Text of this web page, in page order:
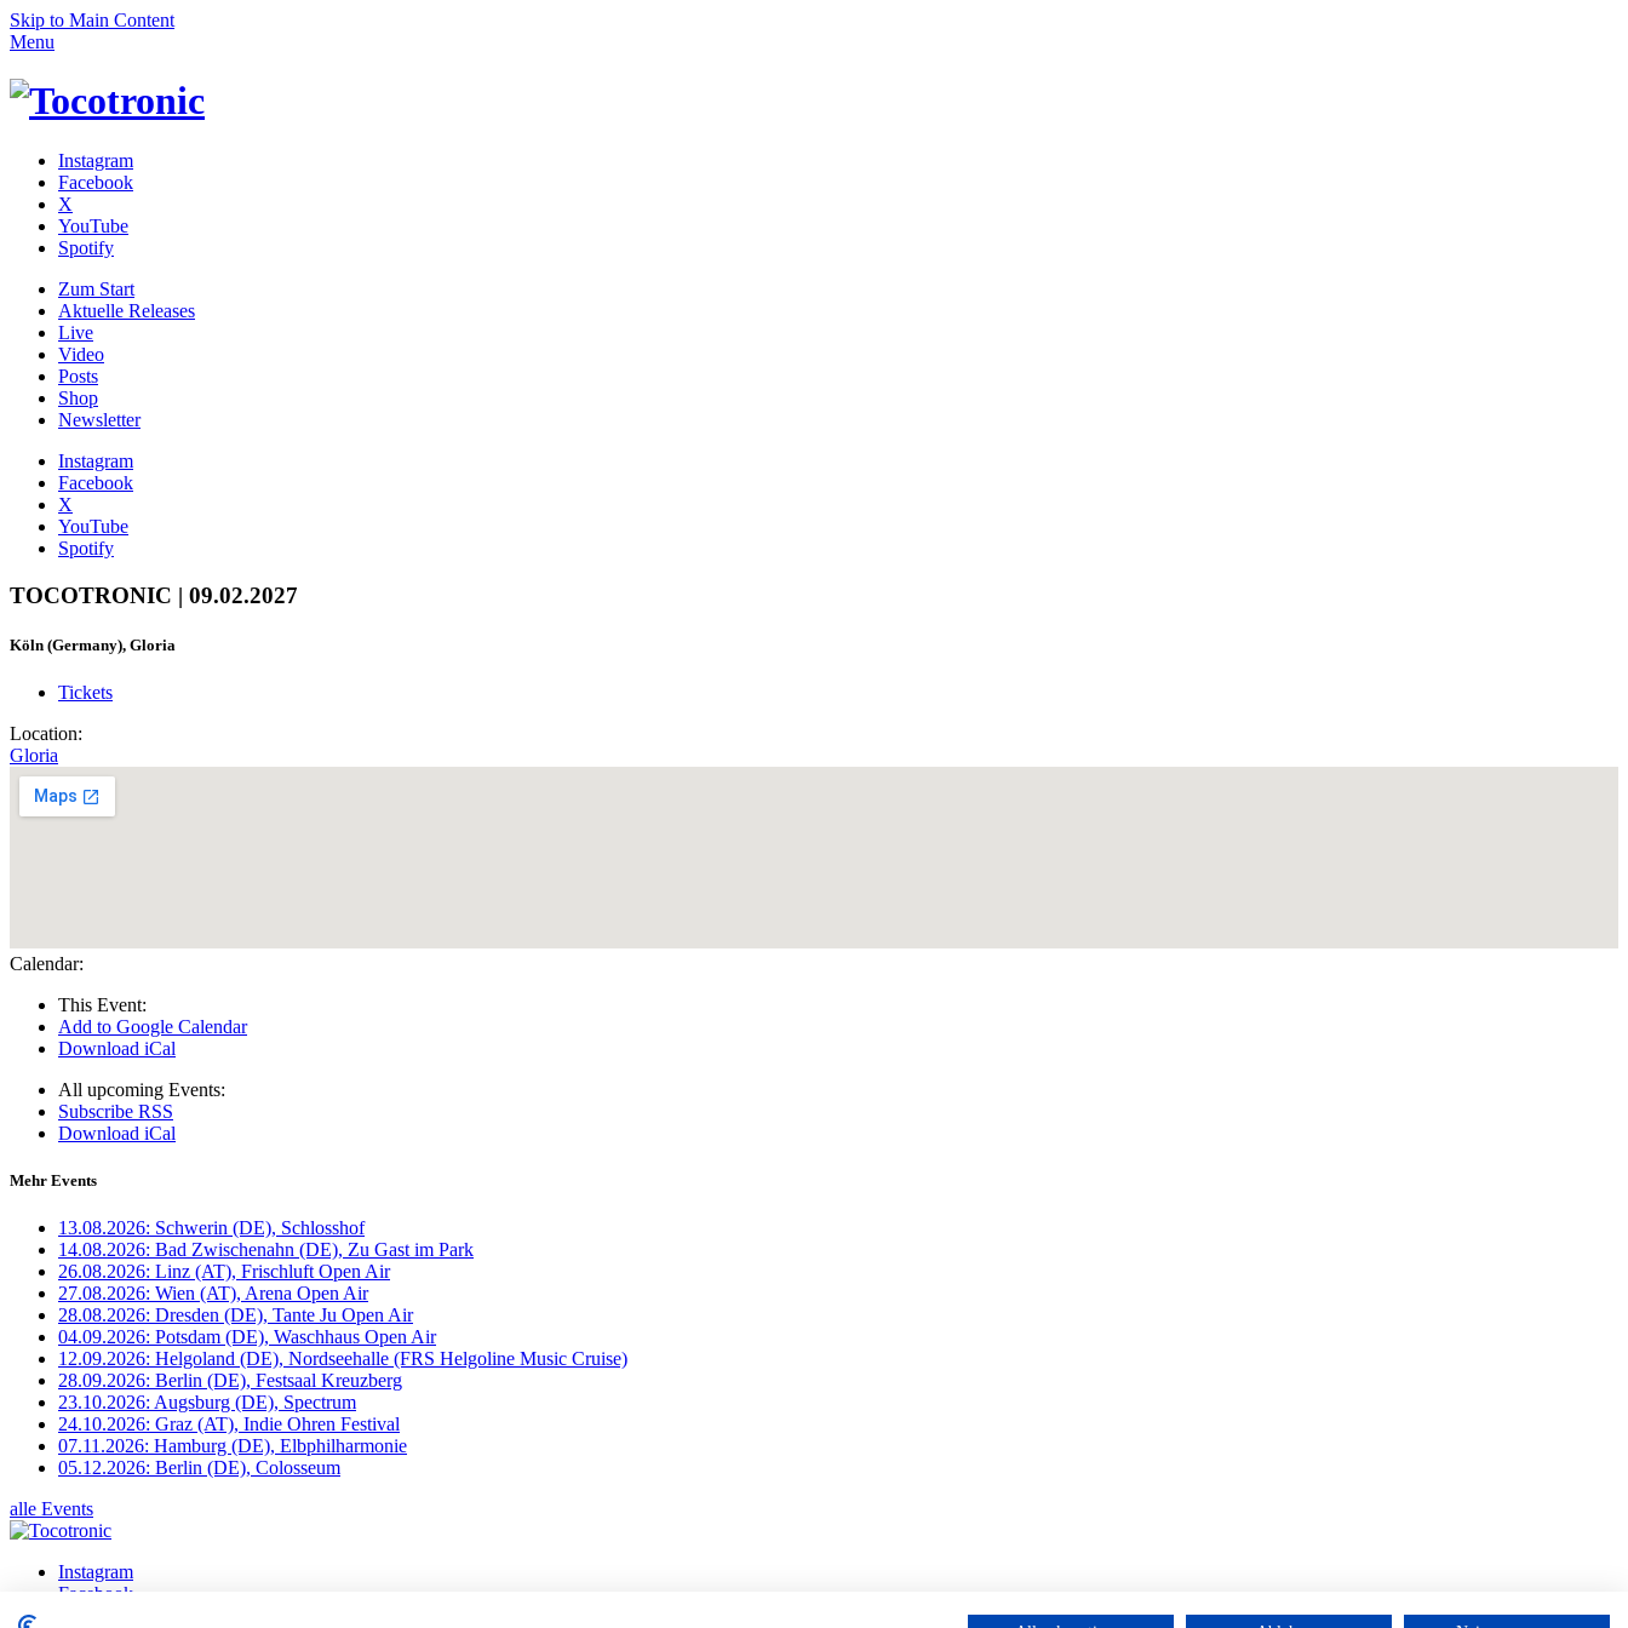
Skip to Main Content
Menu
Instagram
Facebook
X
YouTube
Spotify
Zum Start
Aktuelle Releases
Live
Video
Posts
Shop
News­letter
Instagram
Facebook
X
YouTube
Spotify
TOCOTRONIC | 09.02.2027
Köln (Germany), Gloria
Tickets
Location:
Gloria
Calendar:
This Event:
Add to Google Calendar
Download iCal
All upcoming Events:
Subscribe RSS
Download iCal
Mehr Events
13.08.2026: Schwerin (DE), Schlosshof
14.08.2026: Bad Zwischenahn (DE), Zu Gast im Park
26.08.2026: Linz (AT), Frischluft Open Air
27.08.2026: Wien (AT), Arena Open Air
28.08.2026: Dresden (DE), Tante Ju Open Air
04.09.2026: Potsdam (DE), Waschhaus Open Air
12.09.2026: Helgoland (DE), Nordseehalle (FRS Helgoline Music Cruise)
28.09.2026: Berlin (DE), Festsaal Kreuzberg
23.10.2026: Augsburg (DE), Spectrum
24.10.2026: Graz (AT), Indie Ohren Festival
07.11.2026: Hamburg (DE), Elbphilharmonie
05.12.2026: Berlin (DE), Colosseum
alle Events
Instagram
Facebook